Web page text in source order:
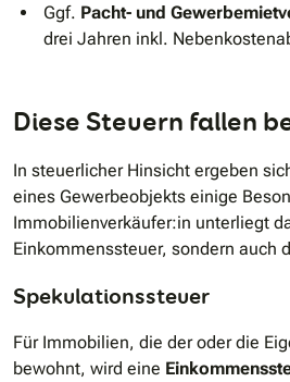
Ggf. Pacht- und
drei Jahren inkl.
Diese Steuern fallen
In steuerlicher Hinsicht ergeben
eines Gewerbeobjekts einige
Immobilienverkäufer:in unterliegt
Einkommenssteuer, sondern auch
Spekulationssteuer
Für Immobilien, die der oder die
bewohnt, wird eine